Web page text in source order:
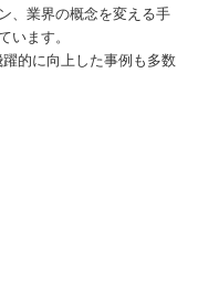
、業界の概念を変える手
います。
的に向上した事例も多数